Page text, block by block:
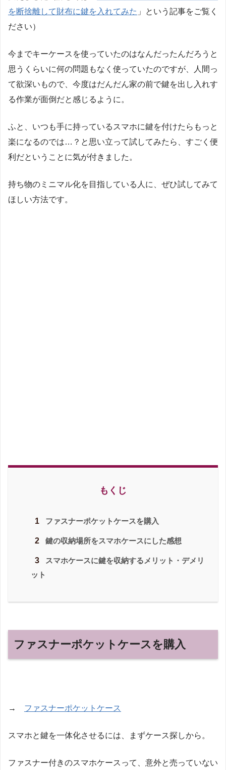
を断捨離して財布に鍵を入れてみた 」という記事をご覧く
ださい）
今までキーケースを使っていたのはなんだったんだろうと
思うくらいに何の問題もなく使っていたのですが、人間っ
て欲深いもので、今度はだんだん家の前で鍵を出し入れす
る作業が面倒だと感じるように。
ふと、いつも手に持っているスマホに鍵を付けたらもっと
楽になるのでは…？と思い立って試してみたら、すごく便
利だということに気が付きました。
持ち物のミニマル化を目指している人に、ぜひ試してみて
ほしい方法です。
もくじ
1 ファスナーポケットケースを購入
2 鍵の収納場所をスマホケースにした感想
3
スマホケースに鍵を収納するメリット・デメリ
ット
ファスナーポケットケースを購入
→ ファスナーポケットケース
スマホと鍵を一体化させるには、まずケース探しから。
ファスナー付きのスマホケースって、意外と売っていない